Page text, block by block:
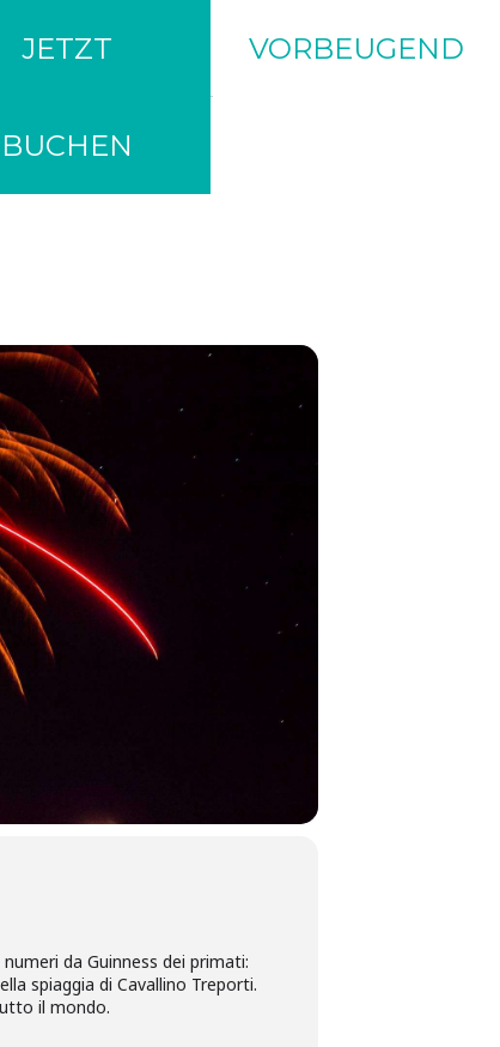
JETZT
BUCHEN
VORBEUGEND
da Guinness dei primati:
spiaggia di Cavallino Treporti.
il mondo.